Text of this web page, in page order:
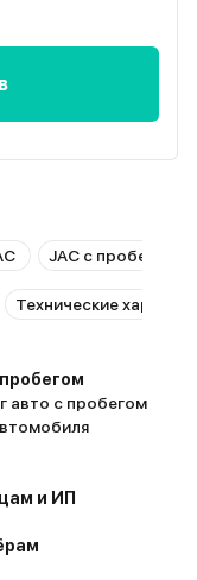
JAC с пробегом
Технические
авто с пробегом
и ИП